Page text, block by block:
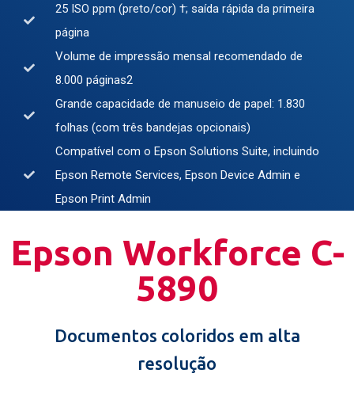
25 ISO ppm (preto/cor) †; saída rápida da primeira
página
Volume de impressão mensal recomendado de
8.000 páginas2
Grande capacidade de manuseio de papel: 1.830
folhas (com três bandejas opcionais)
Compatível com o Epson Solutions Suite, incluindo
Epson Remote Services, Epson Device Admin e
Epson Print Admin
Epson Workforce C-
5890
Documentos coloridos em alta
resolução